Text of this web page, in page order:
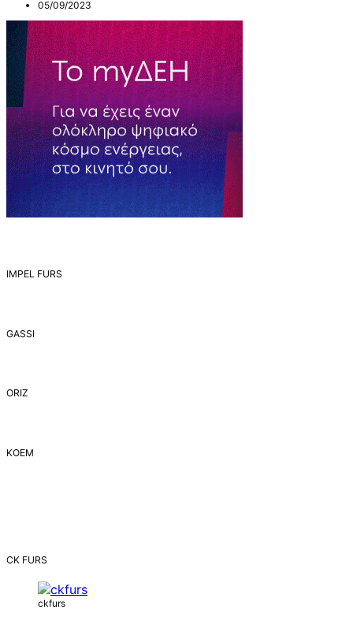
05/09/2023
IMPEL FURS
GASSI
ORIZ
ΚΟΕΜ
CK FURS
ckfurs